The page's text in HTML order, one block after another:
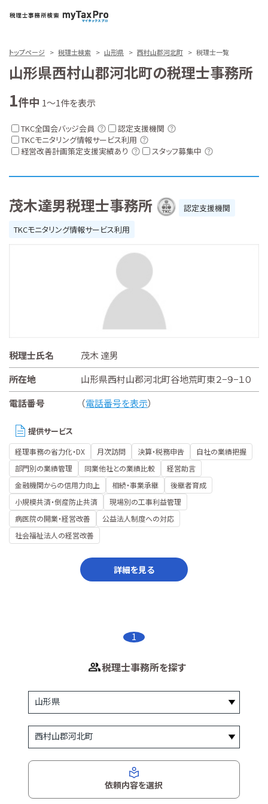
トップページ 税理士検索 山形県 西村山郡河北町 税理士一覧
山形県西村山郡河北町の税理士事務所
1件中 1～1件を表示
TKC全国会バッジ会員
認定支援機関
TKCモニタリング情報サービス利用
経営改善計画策定支援実績あり
スタッフ募集中
茂木達男税理士事務所
認定支援機関
TKCモニタリング情報サービス利用
税理士氏名
茂木 達男
所在地
山形県西村山郡河北町谷地荒町東２−９−１０
電話番号
（電話番号を表示）
提供サービス
経理事務の省力化・DX 月次訪問 決算・税務申告
自社の業績把握
部門別の業績管理
同業他社との業績比較
経営助言
金融機関からの信用力向上
相続・事業承継
後継者育成
小規模共済・倒産防止共済
現場別の工事利益管理
病医院の開業・経営改善
公益法人制度への対応
社会福祉法人の経営改善
詳細を見る
1
税理士事務所を探す
依頼内容を選択